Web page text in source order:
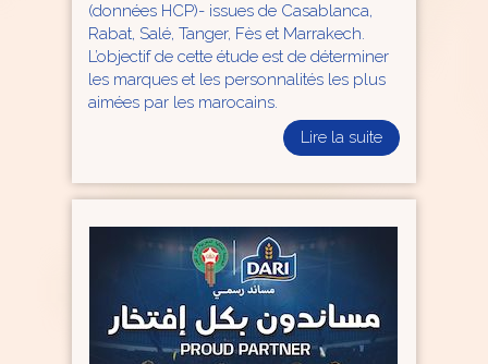
(données HCP)- issues de Casablanca,
Rabat, Salé, Tanger, Fès et Marrakech.
L’objectif de cette étude est de déterminer
les marques et les personnalités les plus
aimées par les marocains.
Lire la suite